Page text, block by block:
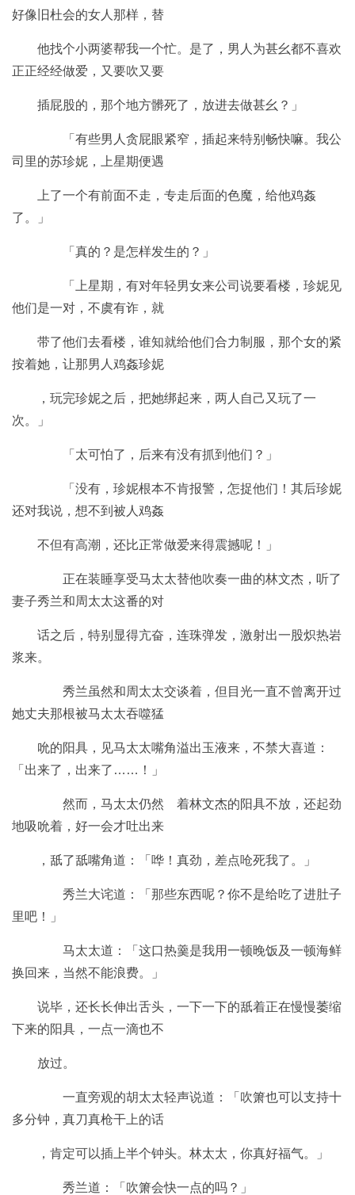
好像旧杜会的女人那样，替
他找个小两婆帮我一个忙。是了，男人为甚幺都不喜欢
正正经经做爱，又要吹又要
插屁股的，那个地方髒死了，放进去做甚幺？」
「有些男人贪屁眼紧窄，插起来特别畅快嘛。我公
司里的苏珍妮，上星期便遇
上了一个有前面不走，专走后面的色魔，给他鸡姦
了。」
「真的？是怎样发生的？」
「上星期，有对年轻男女来公司说要看楼，珍妮见
他们是一对，不虞有诈，就
带了他们去看楼，谁知就给他们合力制服，那个女的紧
按着她，让那男人鸡姦珍妮
，玩完珍妮之后，把她绑起来，两人自己又玩了一
次。」
「太可怕了，后来有没有抓到他们？」
「没有，珍妮根本不肯报警，怎捉他们！其后珍妮
还对我说，想不到被人鸡姦
不但有高潮，还比正常做爱来得震撼呢！」
正在装睡享受马太太替他吹奏一曲的林文杰，听了
妻子秀兰和周太太这番的对
话之后，特别显得亢奋，连珠弹发，激射出一股炽热岩
浆来。
秀兰虽然和周太太交谈着，但目光一直不曾离开过
她丈夫那根被马太太吞噬猛
吮的阳具，见马太太嘴角溢出玉液来，不禁大喜道：
「出来了，出来了……！」
然而，马太太仍然 着林文杰的阳具不放，还起劲
地吸吮着，好一会才吐出来
，舐了舐嘴角道：「哗！真劲，差点呛死我了。」
秀兰大诧道：「那些东西呢？你不是给吃了进肚子
里吧！」
马太太道：「这口热羹是我用一顿晚饭及一顿海鲜
换回来，当然不能浪费。」
说毕，还长长伸出舌头，一下一下的舐着正在慢慢萎缩
下来的阳具，一点一滴也不
放过。
一直旁观的胡太太轻声说道：「吹箫也可以支持十
多分钟，真刀真枪干上的话
，肯定可以插上半个钟头。林太太，你真好福气。」
秀兰道：「吹箫会快一点的吗？」